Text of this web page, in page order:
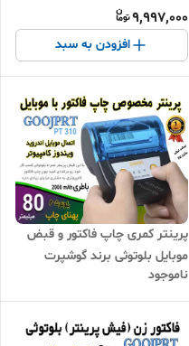
9,997,000
افزودن به سبد
پرینتر کمری چاپ فاکتور و قبض
موبایل بلوتوثی برند گوشپرت
PT310 پهنای کاغذ 80 میلیمتر
ناموجود